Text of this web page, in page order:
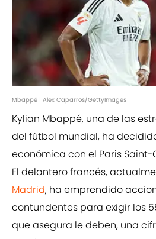
Mbappé | Alex Caparros/GettyImages
Kylian Mbappé, una de las
del fútbol mundial, ha
económica con el Paris
El delantero francés,
Madrid, ha emprendido
contundentes para exigir los
que asegura le deben, una